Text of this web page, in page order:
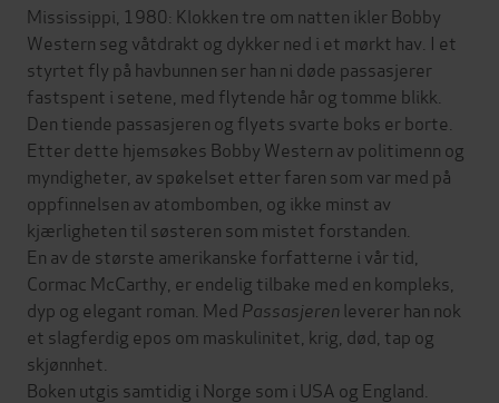
Mississippi, 1980: Klokken tre om natten ikler Bobby
Western seg våtdrakt og dykker ned i et mørkt hav. I et
styrtet fly på havbunnen ser han ni døde passasjerer
fastspent i setene, med flytende hår og tomme blikk.
Den tiende passasjeren og flyets svarte boks er borte.
Etter dette hjemsøkes Bobby Western av politimenn og
myndigheter, av spøkelset etter faren som var med på
oppfinnelsen av atombomben, og ikke minst av
kjærligheten til søsteren som mistet forstanden.
En av de største amerikanske forfatterne i vår tid,
Cormac McCarthy, er endelig tilbake med en kompleks,
dyp og elegant roman. Med Passasjeren leverer han nok
et slagferdig epos om maskulinitet, krig, død, tap og
skjønnhet.
Boken utgis samtidig i Norge som i USA og England.